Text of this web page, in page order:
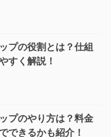
プの役割とは？仕組
すく解説！
プのやり方は？料金
できるかも紹介！